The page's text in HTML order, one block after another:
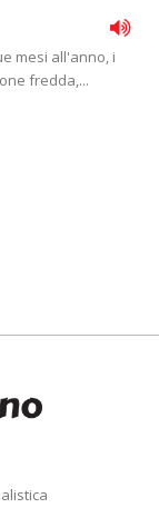
mesi all'anno, i
fredda,...